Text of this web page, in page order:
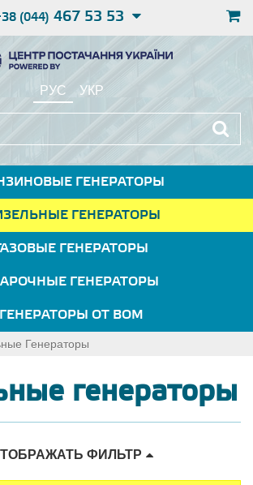
(044) 467 53 53
РУС УКР
ГЕНЕРАТОРЫ
ГЕНЕРАТОРЫ
ГЕНЕРАТОРЫ
ГЕНЕРАТОРЫ
ГЕНЕРАТОРЫ ОТ ВОМ
Генераторы
генераторы
ФИЛЬТР